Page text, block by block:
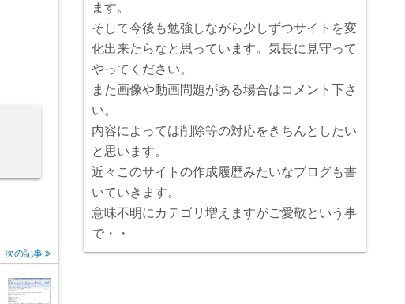
次の記事
ます。
そして今後も勉強しながら少しずつサイトを変
化出来たらなと思っています。気長に見守って
やってください。
また画像や動画問題がある場合はコメント下さ
い。
内容によっては削除等の対応をきちんとしたい
と思います。
近々このサイトの作成履歴みたいなブログも書
いていきます。
意味不明にカテゴリ増えますがご愛敬という事
で・・